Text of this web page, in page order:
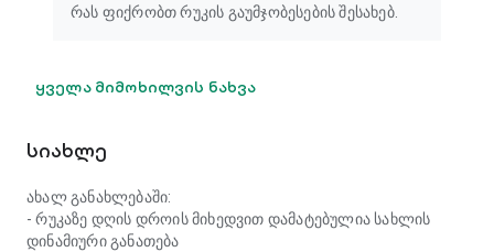
რას ფიქრობთ რუკის გაუმჯობესების შესახებ.
ყველა მიმოხილვის ნახვა
სიახლე
ახალ განახლებაში:
- რუკაზე დღის დროის მიხედვით დამატებულია სახლის
დინამიური განათება